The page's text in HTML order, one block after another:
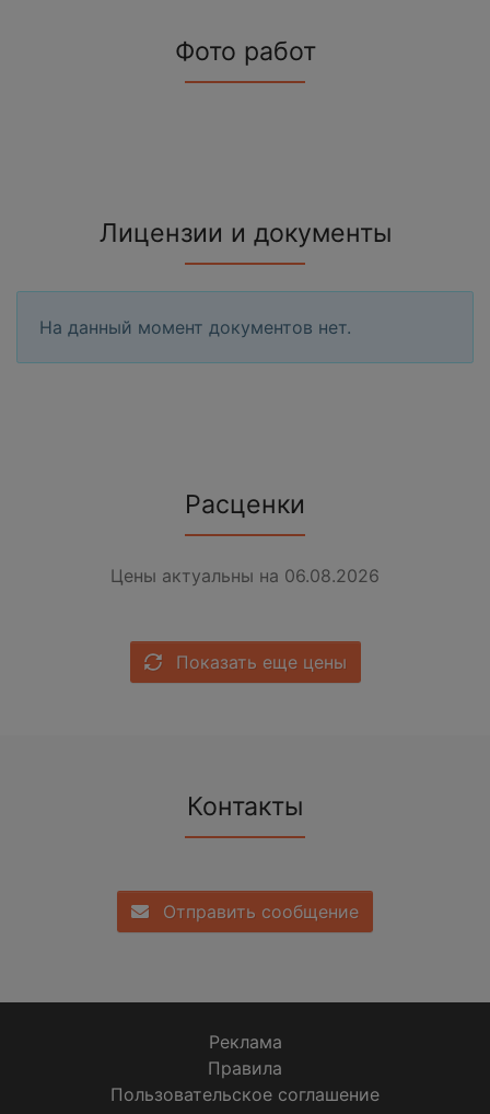
Фото работ
Лицензии и документы
На данный момент документов нет.
Расценки
Цены актуальны на 06.08.2026
Показать еще цены
Контакты
Отправить сообщение
Реклама
Правила
Пользовательское соглашение